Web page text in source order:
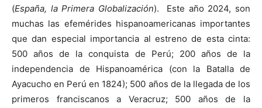
(España, la Primera Globalización). Este año 2024, son
muchas las efemérides hispanoamericanas importantes
que dan especial importancia al estreno de esta cinta:
500 años de la conquista de Perú; 200 años de la
independencia de Hispanoamérica (con la Batalla de
Ayacucho en Perú en 1824); 500 años de la llegada de los
primeros franciscanos a Veracruz; 500 años de la